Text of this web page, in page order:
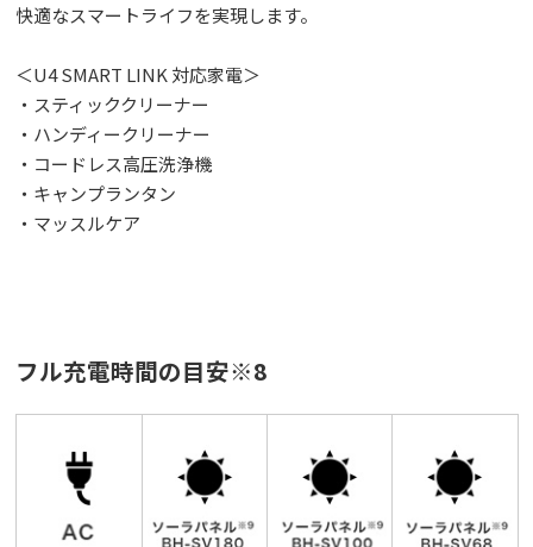
快適なスマートライフを実現します。
＜U4 SMART LINK 対応家電＞
・スティッククリーナー
・ハンディークリーナー
・コードレス高圧洗浄機
・キャンプランタン
・マッスルケア
フル充電時間の目安※8